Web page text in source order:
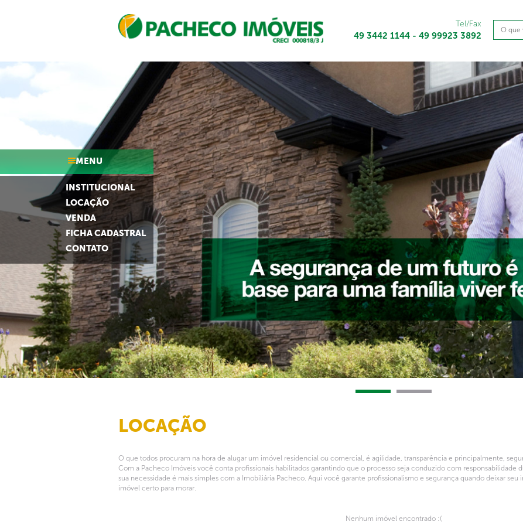
Tel/Fax
49 3442 1144 - 49 99923 3892
MENU
INSTITUCIONAL
LOCAÇÃO
VENDA
FICHA CADASTRAL
CONTATO
LOCAÇÃO
O que todos procuram na hora de alugar um imóvel residencial ou comercial, é agilidade, transparência e principalmente,
Com a Pacheco Imóveis você conta profissionais habilitados garantindo que o processo seja conduzido com responsabilidade
sua necessidade é mais simples com a Imobiliária Pacheco. Aqui você garante profissionalismo e segurança quando deixar
imóvel certo para morar.
Nenhum imóvel encontrado :(